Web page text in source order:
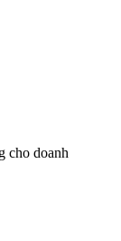
cho doanh